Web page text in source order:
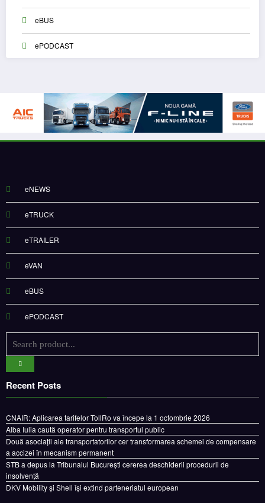
eBUS
ePODCAST
eNEWS
eTRUCK
eTRAILER
eVAN
eBUS
ePODCAST
Recent Posts
CNAIR: Aplicarea tarifelor TollRo va începe la 1 octombrie 2026
Alba Iulia caută operator pentru transportul public
Două asociații ale transportatorilor cer transformarea schemei de compensare
a accizei în mecanism permanent
STB a depus la Tribunalul București cererea deschiderii procedurii de
insolvență
DKV Mobility și Shell își extind parteneriatul european